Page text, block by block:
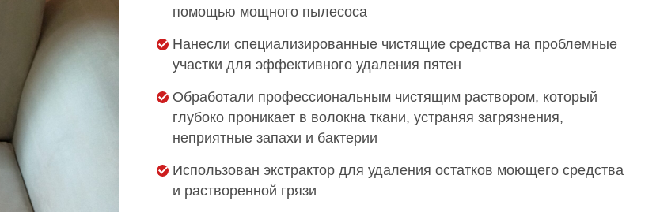
помощью мощного пылесоса
Нанесли специализированные чистящие средства на проблемные
участки для эффективного удаления пятен
Обработали профессиональным чистящим раствором, который
глубоко проникает в волокна ткани, устраняя загрязнения,
неприятные запахи и бактерии
Использован экстрактор для удаления остатков моющего средства
и растворенной грязи